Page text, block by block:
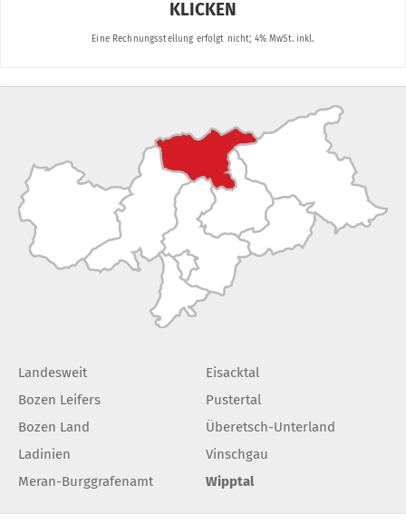
Landesweit
Bozen Leifers
Bozen Land
Ladinien
Meran-Burggrafenamt
Eisacktal
Pustertal
Überetsch-Unterland
Vinschgau
Wipptal